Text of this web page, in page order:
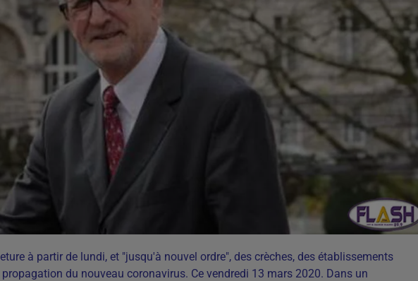
à partir de lundi, et "jusqu'à nouvel ordre", des crèches, des établissements
du nouveau coronavirus. Ce vendredi 13 mars 2020. Dans un